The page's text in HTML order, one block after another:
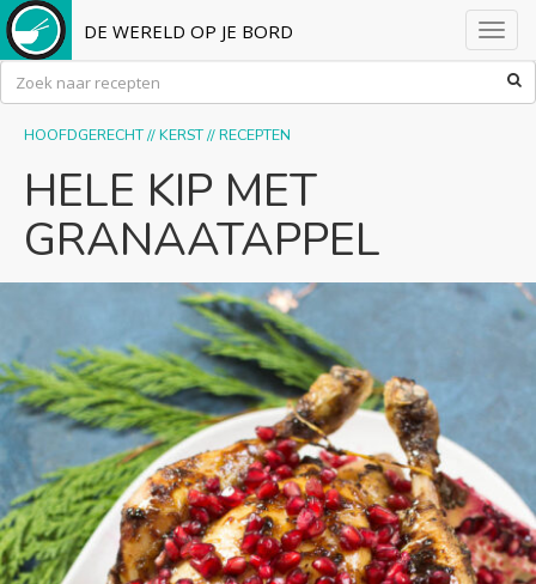
DE WERELD OP JE BORD
HOOFDGERECHT//KERST//RECEPTEN
HELE KIP MET
GRANAATAPPEL